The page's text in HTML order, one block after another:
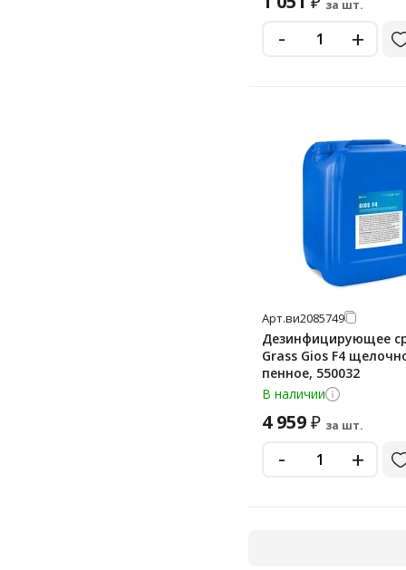
за шт.
- +
Арт.ви2085749
Дезинфицирующее
Grass Gios F4
пенное, 550032
В наличии
4 959₽ за шт.
- +